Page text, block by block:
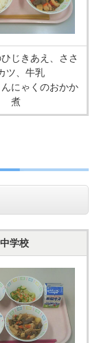
じきあえ、ささ
ツ、牛乳
にゃくのおかか
煮
中学校